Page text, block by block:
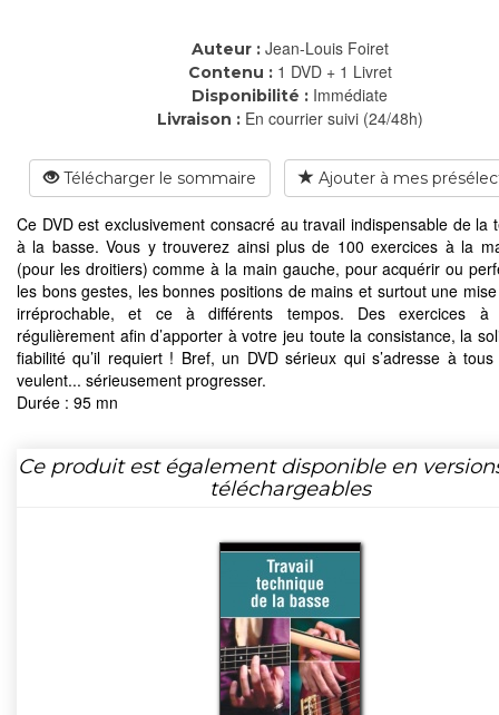
Auteur : Jean-Louis Foiret
Contenu : 1 DVD + 1 Livret
Disponibilité : Immédiate
Livraison : En courrier suivi (24/48h)
Télécharger le sommaire Ajouter à mes
Ce DVD est exclusivement consacré au travail indispensable de la
à la basse. Vous y trouverez ainsi plus de 100 exercices à la
(pour les droitiers) comme à la main gauche, pour acquérir ou
les bons gestes, les bonnes positions de mains et surtout une
irréprochable, et ce à différents tempos. Des exercices à
régulièrement afin d’apporter à votre jeu toute la consistance, la
fiabilité qu’il requiert ! Bref, un DVD sérieux qui s’adresse à
veulent... sérieusement progresser.
Durée : 95 mn
Ce produit est également disponible en
téléchargeables